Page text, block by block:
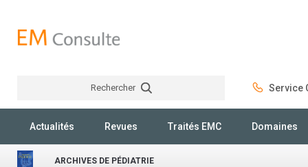
Rechercher Service
Actualités Revues Traités EMC Domaines
ARCHIVES DE PÉDIATRIE